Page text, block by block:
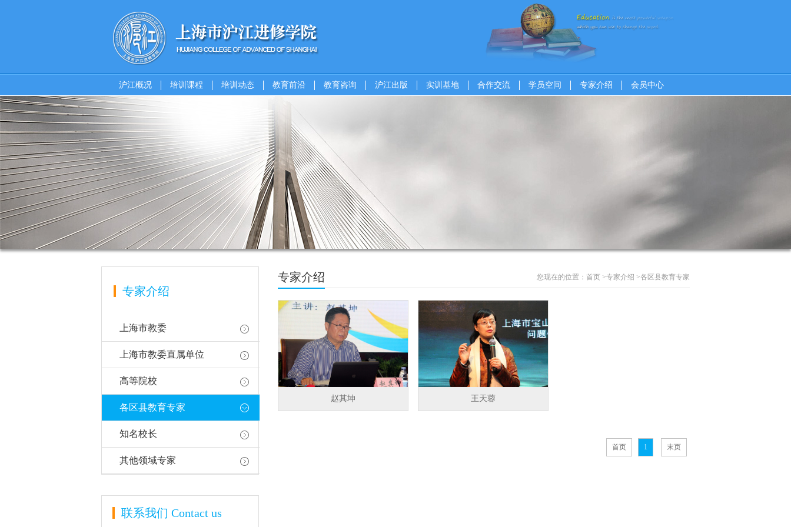
沪江概况 培训课程 培训动态 教育前沿 教育咨询 沪江出版 实训基地 合作交流 学员空间 专家介绍 会员中心
专家介绍
上海市教委
上海市教委直属单位
高等院校
各区县教育专家
知名校长
其他领域专家
联系我们 Contact us
专家介绍 您现在的位置： 首页 >专家介绍 >各区县教育专家
赵其坤 王天蓉
首页 1 末页